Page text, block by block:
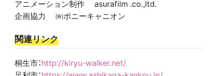
アニメーション制作 asurafilm .co.,ltd.
企画協力 ㈱ポニーキャニオン
関連リンク
桐生市：http://kiryu-walker.net/